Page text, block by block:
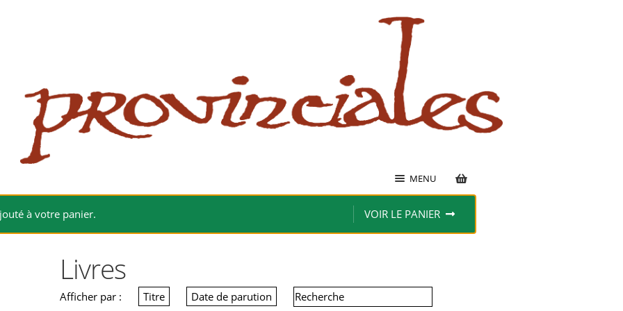
MENU
à votre panier. VOIR LE PANIER
Livres
Afficher par : Titre Date de parution